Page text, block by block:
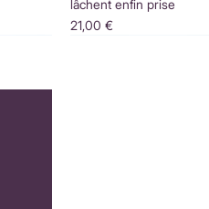
lâchent enfin prise
Prix
21,00 €